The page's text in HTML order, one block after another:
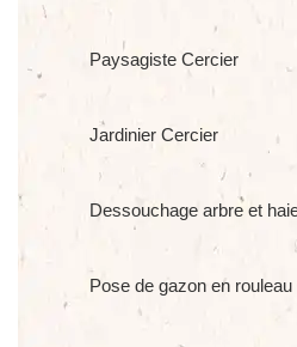
Paysagiste Cercier
Jardinier Cercier
Dessouchage arbre et
Pose de gazon en